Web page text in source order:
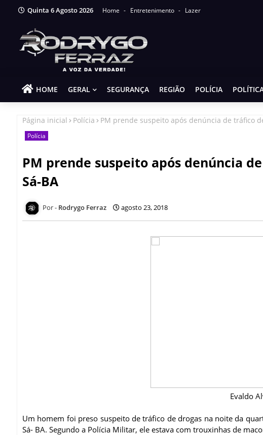
Quinta 6 Agosto 2026 Home Entretenimento Lazer
HOME GERAL SEGURANÇA REGIÃO POLÍCIA
Página inicial Polícia PM prende suspeito após denúncia de tráfico
Polícia
PM prende suspeito após denúncia
Sá-BA
Rodrygo Ferraz agosto 23, 2018
Evaldo
Um homem foi preso suspeito de tráfico de drogas na noite da
Sá- BA. Segundo a Polícia Militar, ele estava com trouxinhas de